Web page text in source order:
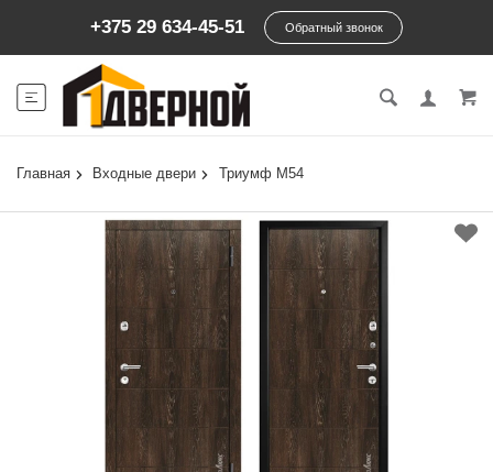
+375 29 634-45-51 Обратный звонок
Главная Входные двери Триумф М54